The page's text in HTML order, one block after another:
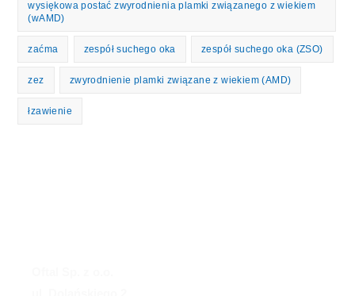
wysiękowa postać zwyrodnienia plamki związanego z wiekiem
(wAMD)
zaćma zespół suchego oka zespół suchego oka (ZSO)
zez zwyrodnienie plamki związane z wiekiem (AMD)
łzawienie